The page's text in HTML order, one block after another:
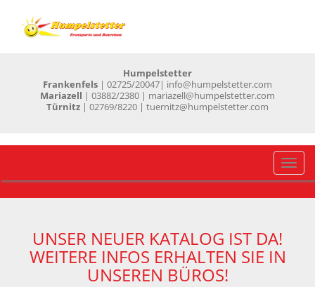
Humpelstetter
Frankenfels | 02725/20047| info@humpelstetter.com
Mariazell | 03882/2380 | mariazell@humpelstetter.com
Türnitz | 02769/8220 | tuernitz@humpelstetter.com
UNSER NEUER KATALOG IST DA!
WEITERE INFOS ERHALTEN SIE IN
UNSEREN BÜROS!